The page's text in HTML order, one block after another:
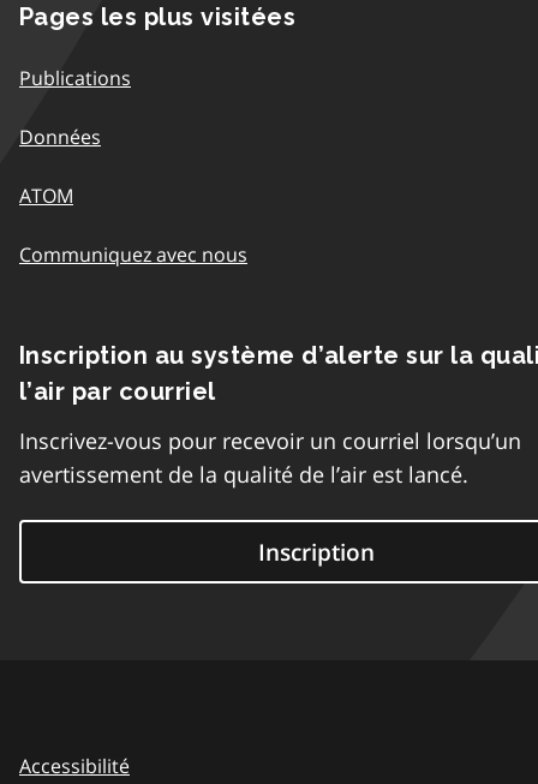
Pages les plus visitées
Publications
Données
ATOM
Communiquez avec nous
Inscription au système d’alerte sur la
l’air par courriel
Inscrivez-vous pour recevoir un courriel lorsqu’un
avertissement de la qualité de l’air est lancé.
Inscription
Accessibilité